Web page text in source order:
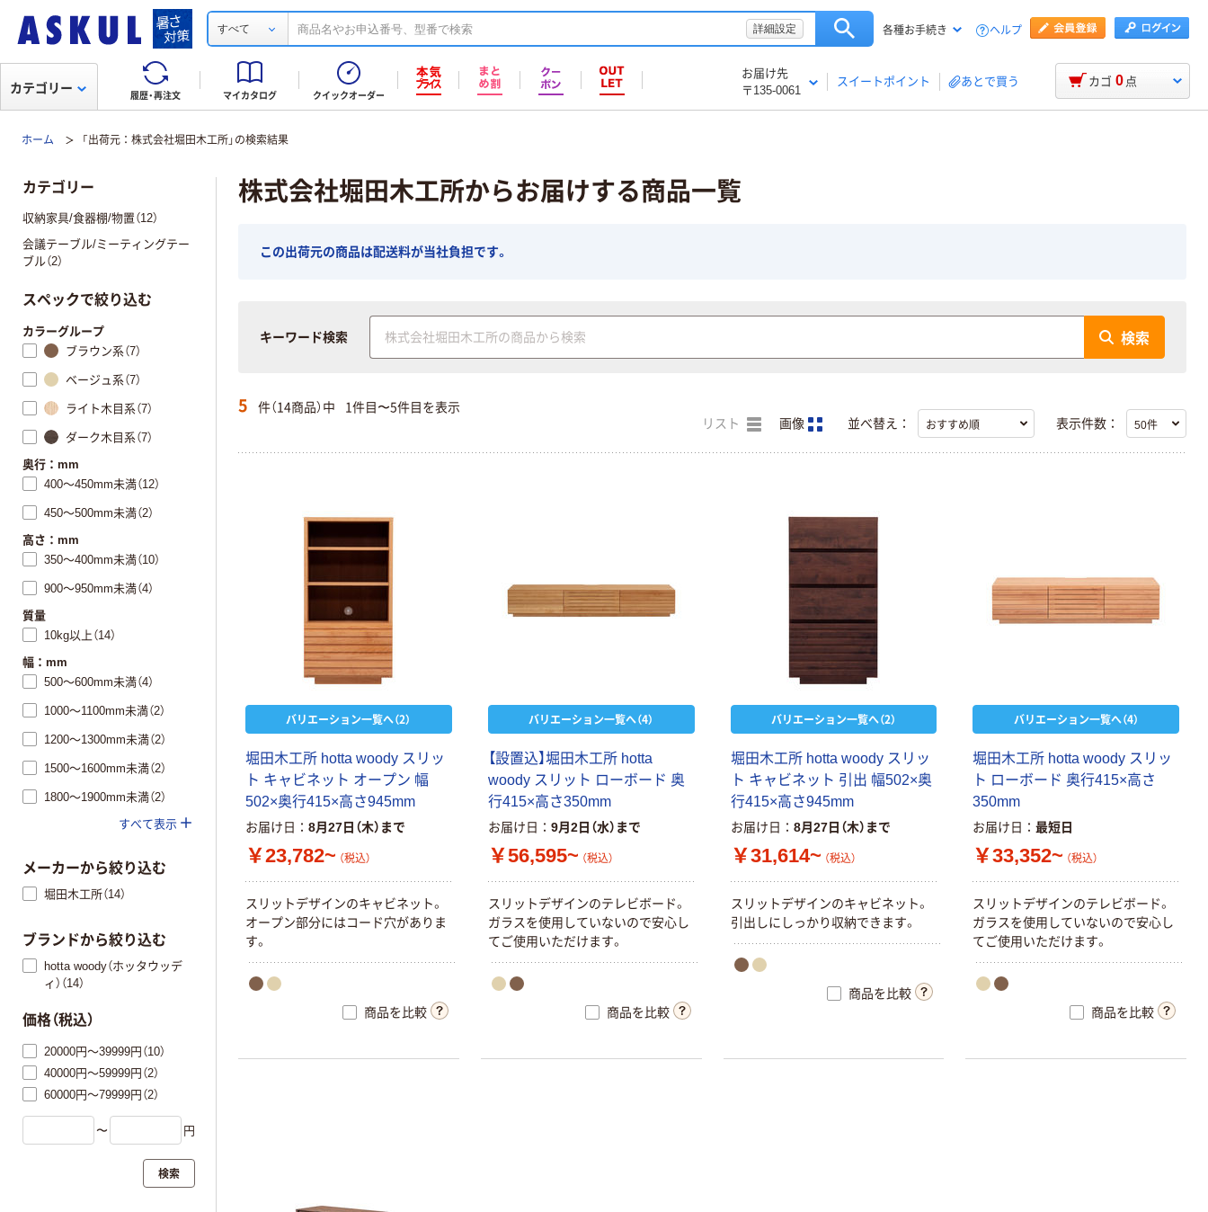
すべて 詳細設定 各種お手続き ヘルプ
履歴・再注文 マイカタログ クイックオーダー
お届け先
〒135-0061
スイートポイント あとで買う
カテゴリー カゴ 0 点
ホーム 「出荷元：株式会社堀田木工所」の検索結果
株式会社堀田木工所からお届けする商品一覧
この出荷元の商品は配送料が当社負担です。
キーワード検索 検索
5 件（14商品）中 1件目〜5件目を表示
リスト 画像 並べ替え： 表示件数：
バリエーション一覧へ（2）
堀田木工所 hotta woody ス リ ッ
ト キャ ビネ ッ ト オープン 幅
502×奥行415×高さ945mm
お届け日 8月27日（木）まで
￥23,782~ （税込）
ス リ ッ トデザイ ンのキャ ビネッ ト。
オープン部分にはコー ド穴があ り ま
す。
商品を比較
バリエーション一覧へ（4）
【設置込】 堀田木工所 hotta
woody ス リ ッ ト ローボー ド 奥
行415×高さ350mm
お届け日 9月2日（水）まで
￥56,595~ （税込）
ス リ ッ トデザイ ンのテ レビボー ド。
ガラスを使用 していないので安心し
てご使用いただけます。
商品を比較
バリエーション一覧へ（2）
堀田木工所 hotta woody ス リ ッ
ト キャ ビネ ッ ト 引 出 幅502×奥
行415×高さ945mm
お届け日 8月27日（木）まで
￥31,614~ （税込）
ス リ ッ トデザイ ンのキャ ビネッ ト。
引 出 しに しっかり収納でき ます。
商品を比較
バリエーション一覧へ（4）
堀田木工所 hotta woody ス リ ッ
ト ローボー ド 奥行415×高さ
350mm
お届け日 最短日
￥33,352~ （税込）
ス リ ッ トデザイ ンのテ レビボー ド。
ガラスを使用 していないので安心し
てご使用いただけます。
商品を比較
カテゴリー
収納家具/食器棚/物置（12）
会議テーブル/ミーティングテー
ブル（2）
スペックで絞り込む
カラーグループ
ブラウン系（7）
ベージュ系（7）
ライト木目系（7）
ダーク木目系（7）
奥行：mm
400～450mm未満（12）
450～500mm未満（2）
高さ：mm
350～400mm未満（10）
900～950mm未満（4）
質量
10kg以上（14）
幅：mm
500～600mm未満（4）
1000～1100mm未満（2）
1200～1300mm未満（2）
1500～1600mm未満（2）
1800～1900mm未満（2）
すべて表示
メーカーから絞り込む
堀田木工所（14）
ブランドから絞り込む
hotta woody（ホッタウッデ
ィ）（14）
価格（税込）
20000円～39999円（10）
40000円～59999円（2）
60000円～79999円（2）
〜 円
検索